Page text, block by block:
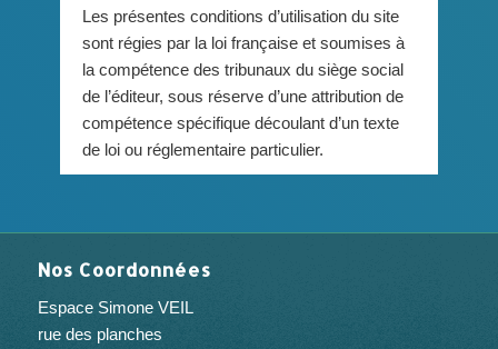
Les présentes conditions d’utilisation du site
sont régies par la loi française et soumises à
la compétence des tribunaux du siège social
de l’éditeur, sous réserve d’une attribution de
compétence spécifique découlant d’un texte
de loi ou réglementaire particulier.
Nos Coordonnées
Espace Simone VEIL
rue des planches